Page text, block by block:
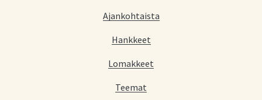
Ajankohtaista
Hankkeet
Lomakkeet
Teemat